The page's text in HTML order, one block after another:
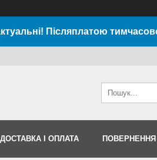
Післяплатою
ДОСТАВКА І ОПЛАТА ПОВЕРНЕННЯ